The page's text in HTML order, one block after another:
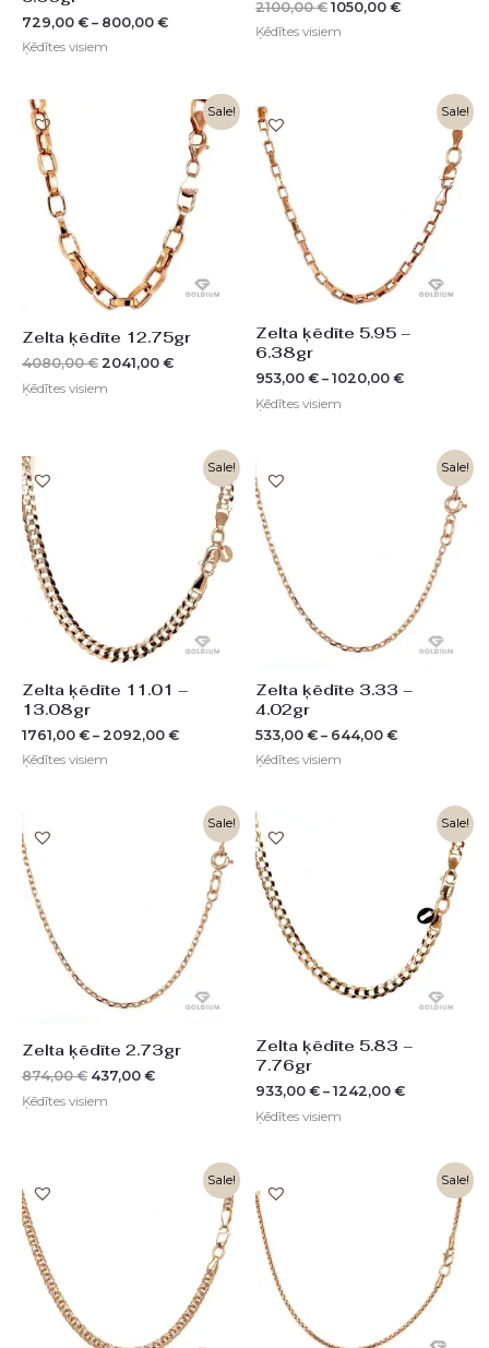
729,00 € – 800,00 €
Ķēdītes visiem
2100,00€ 1050,00 €
Ķēdītes visiem
Sale!
Zelta ķēdīte 12.75gr
4080,00€ 2041,00 €
Current
price
2041,00 €.
Ķēdītes visiem
Sale!
Zelta ķēdīte 5.95 –
6.38gr
953,00 € – 1020,00 €
Ķēdītes visiem
Sale!
Zelta ķēdīte 11.01 –
13.08gr
1761,00 € – 2092,00 €
Ķēdītes visiem
Sale!
Zelta ķēdīte 3.33 –
4.02gr
533,00 € – 644,00 €
Ķēdītes visiem
Sale!
Zelta ķēdīte 2.73gr
874,00€ 437,00 €
Current
437,00 €.
Ķēdītes visiem
Sale!
Zelta ķēdīte 5.83 –
7.76gr
933,00 € – 1242,00 €
Ķēdītes visiem
Sale! Sale!
Current
620,00 €.